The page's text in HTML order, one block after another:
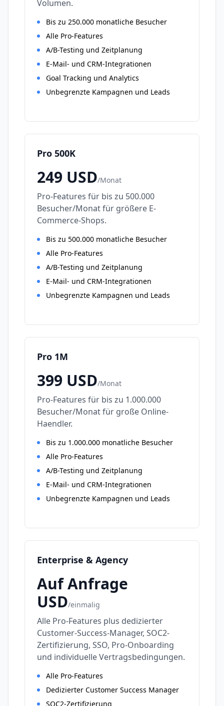
Volumen.
Bis zu 250.000 monatliche Besucher
Alle Pro-Features
A/B-Testing und Zeitplanung
E-Mail- und CRM-Integrationen
Goal Tracking und Analytics
Unbegrenzte Kampagnen und Leads
Pro 500K
249 USD/Monat
Pro-Features für bis zu 500.000
Besucher/Monat für größere E-
Commerce-Shops.
Bis zu 500.000 monatliche Besucher
Alle Pro-Features
A/B-Testing und Zeitplanung
E-Mail- und CRM-Integrationen
Unbegrenzte Kampagnen und Leads
Pro 1M
399 USD/Monat
Pro-Features für bis zu 1.000.000
Besucher/Monat für große Online-
Haendler.
Bis zu 1.000.000 monatliche Besucher
Alle Pro-Features
A/B-Testing und Zeitplanung
E-Mail- und CRM-Integrationen
Unbegrenzte Kampagnen und Leads
Enterprise & Agency
Auf Anfrage
USD/einmalig
Alle Pro-Features plus dedizierter
Customer-Success-Manager, SOC2-
Zertifizierung, SSO, Pro-Onboarding
und individuelle Vertragsbedingungen.
Alle Pro-Features
Dedizierter Customer Success Manager
SOC2-Zertifizierung